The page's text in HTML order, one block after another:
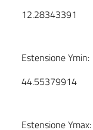
12.28343391
Estensione Ymin:
44.55379914
Estensione Ymax: